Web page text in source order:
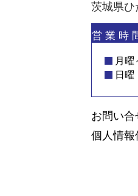
茨城県ひ
営 業 時
月
お問い合
個人情報